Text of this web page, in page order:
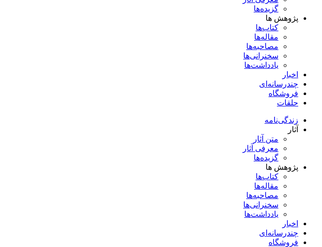
گزیده‌ها
پژوهش ها
کتاب‌ها
مقاله‌ها
مصاحبه‌ها
سخنرانی‌ها
یادداشت‌ها
اخبار
چندرسانه‌ای
فروشگاه
حلقات
زندگی‌نامه
آثار
متن آثار
معرفی آثار
گزیده‌ها
پژوهش ها
کتاب‌ها
مقاله‌ها
مصاحبه‌ها
سخنرانی‌ها
یادداشت‌ها
اخبار
چندرسانه‌ای
فروشگاه